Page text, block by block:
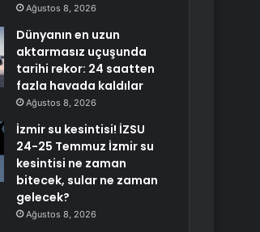
Ağustos 8, 2026
Dünyanın en uzun
aktarmasız uçuşunda
tarihi rekor: 24 saatten
fazla havada kaldılar
Ağustos 8, 2026
İzmir su kesintisi! İZSU
24-25 Temmuz İzmir su
kesintisi ne zaman
bitecek, sular ne zaman
gelecek?
Ağustos 8, 2026